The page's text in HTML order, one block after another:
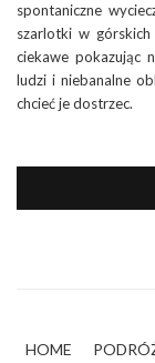
spontaniczne
szarlotki w górskich
ciekawe pokazując
ludzi i niebanalne
chcieć je dostrzec.
HOME